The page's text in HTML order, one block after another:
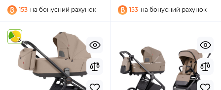
153 на бонусний рахунок 153 на бонусний рахунок
3